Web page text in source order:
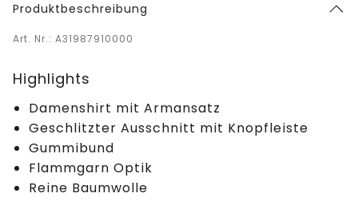
Produktbeschreibung
Art. Nr.: A31987910000
Highlights
Damenshirt mit Armansatz
Geschlitzter Ausschnitt mit Knopfleiste
Gummibund
Flammgarn Optik
Reine Baumwolle